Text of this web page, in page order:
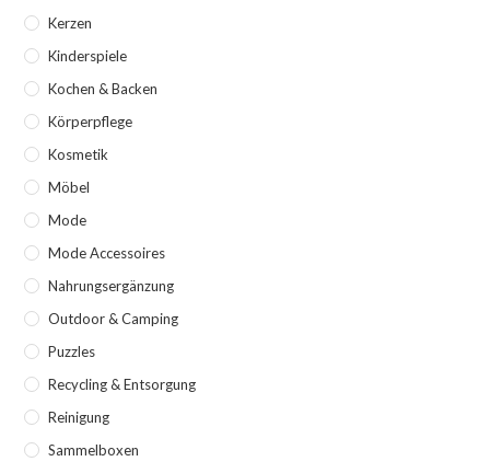
Kerzen
Kinderspiele
Kochen & Backen
Körperpflege
Kosmetik
Möbel
Mode
Mode Accessoires
Nahrungsergänzung
Outdoor & Camping
Puzzles
Recycling & Entsorgung
Reinigung
Sammelboxen